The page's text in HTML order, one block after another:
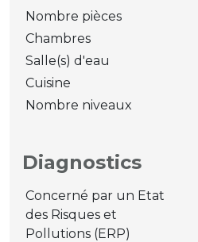
Nombre pièces
Chambres
Salle(s) d'eau
Cuisine
Nombre niveaux
Diagnostics
Concerné par un Etat
des Risques et
Pollutions (ERP)